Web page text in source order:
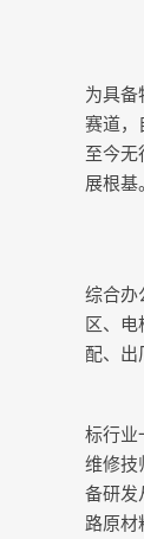
为具
赛道，
至今
展根基。
（
综合办
区、
配、出
标行业
维修技
备研发
路原